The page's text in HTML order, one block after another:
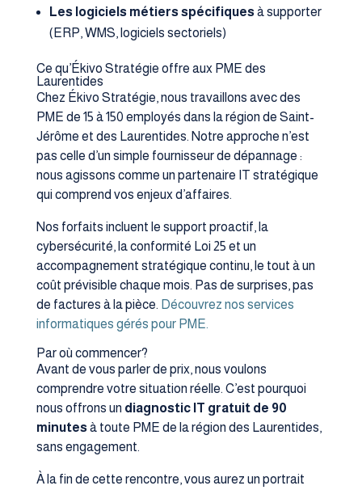
Les logiciels métiers spécifiquesà supporter
(ERP, WMS, logiciels sectoriels)
Ce qu’Ékivo Stratégie offre aux PME des
Laurentides
Chez Ékivo Stratégie, nous travaillons avec des
PME de 15 à 150 employés dans la région de Saint-
Jérôme et des Laurentides. Notre approche n’est
pas celle d’un simple fournisseur de dépannage :
nous agissons comme un partenaire IT stratégique
qui comprend vos enjeux d’affaires.
Nos forfaits incluent le support proactif, la
cybersécurité, la conformité Loi 25 et un
accompagnement stratégique continu, le tout à un
coût prévisible chaque mois. Pas de surprises, pas
de factures à la pièce. Découvrez nos services
informatiques gérés pour PME.
Par où commencer?
Avant de vous parler de prix, nous voulons
comprendre votre situation réelle. C’est pourquoi
nous offrons un diagnostic IT gratuit de 90
minutesà toute PME de la région des Laurentides,
sans engagement.
À la fin de cette rencontre, vous aurez un portrait